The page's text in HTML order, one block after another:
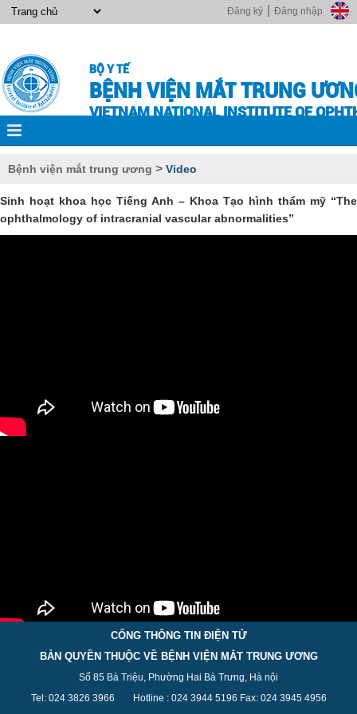
Đăng nhập
Đăng ký
BỘ Y TẾ
BỆNH VIỆN MẮT TRUNG
VIETNAM NATIONAL INSTITUTE OF
Bệnh viện mắt trung ương > Video
Sinh hoạt khoa học Tiếng Anh – Khoa Tạo hình thẩm mỹ “The
ophthalmology of intracranial vascular abnormalities”
CỔNG THÔNG TIN ĐIỆN TỬ
BẢN QUYỀN THUỘC VỀ BỆNH VIỆN MẮT TRUNG ƯƠNG
Số 85 Bà Triệu, Phường Hai Bà Trưng, Hà nội
Tel: 024 3826 3966 Hotline : 024 3944 5196 Fax: 024 3945 4956